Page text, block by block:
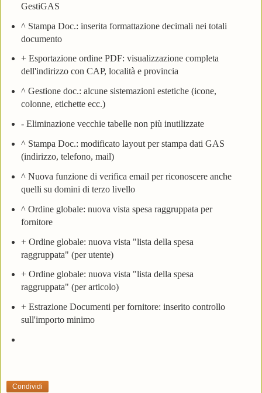
GestiGAS
^ Stampa Doc.: inserita formattazione decimali nei totali
documento
+ Esportazione ordine PDF: visualizzazione completa
dell'indirizzo con CAP, località e provincia
^ Gestione doc.: alcune sistemazioni estetiche (icone,
colonne, etichette ecc.)
- Eliminazione vecchie tabelle non più inutilizzate
^ Stampa Doc.: modificato layout per stampa dati GAS
(indirizzo, telefono, mail)
^ Nuova funzione di verifica email per riconoscere anche
quelli su domini di terzo livello
^ Ordine globale: nuova vista spesa raggruppata per
fornitore
+ Ordine globale: nuova vista "lista della spesa
raggruppata" (per utente)
+ Ordine globale: nuova vista "lista della spesa
raggruppata" (per articolo)
+ Estrazione Documenti per fornitore: inserito controllo
sull'importo minimo
Condividi